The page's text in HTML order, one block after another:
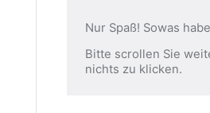
Nur Spaß! Sowas
Bitte scrollen Sie
nichts zu klicken.